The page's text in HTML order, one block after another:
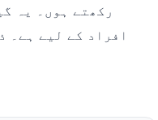
افراد کے لیے ہے۔